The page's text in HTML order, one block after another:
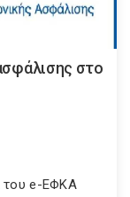
στο
του e-ΕΦΚΑ